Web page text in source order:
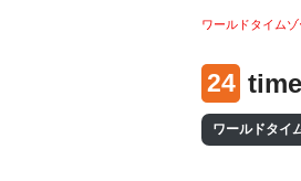
ワールドタイム
24
ワールドタイ